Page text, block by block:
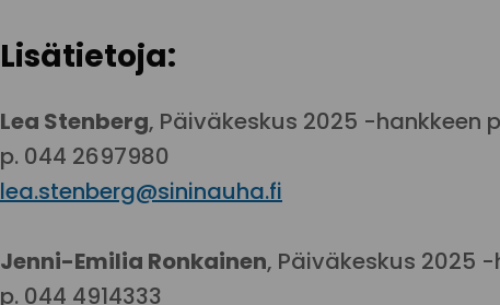
Lisätietoja:
Lea Stenberg, Päiväkeskus 2025 -hankkeen
p. 044 2697980
lea.stenberg@sininauha.fi
Jenni-Emilia Ronkainen, Päiväkeskus 2025
p. 044 4914333